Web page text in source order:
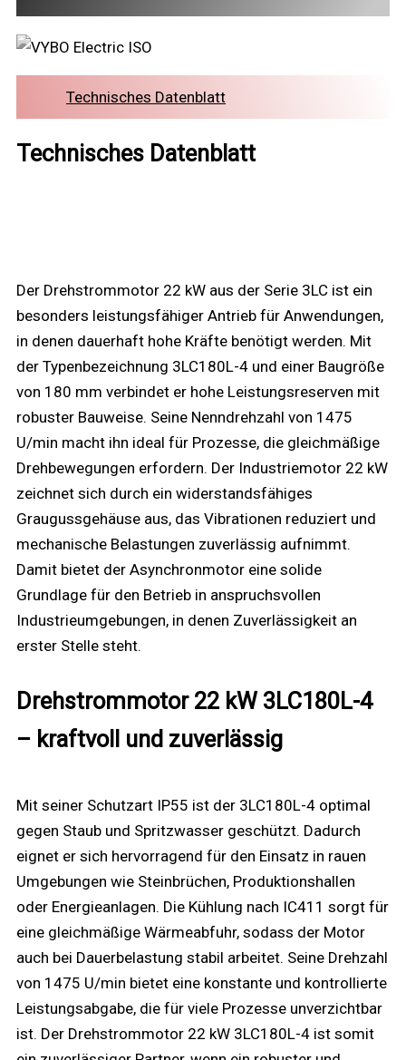
Technisches Datenblatt
Technisches Datenblatt
Der Drehstrommotor 22 kW aus der Serie 3LC ist ein
besonders leistungsfähiger Antrieb für Anwendungen,
in denen dauerhaft hohe Kräfte benötigt werden. Mit
der Typenbezeichnung 3LC180L-4 und einer Baugröße
von 180 mm verbindet er hohe Leistungsreserven mit
robuster Bauweise. Seine Nenndrehzahl von 1475
U/min macht ihn ideal für Prozesse, die gleichmäßige
Drehbewegungen erfordern. Der Industriemotor 22 kW
zeichnet sich durch ein widerstandsfähiges
Graugussgehäuse aus, das Vibrationen reduziert und
mechanische Belastungen zuverlässig aufnimmt.
Damit bietet der Asynchronmotor eine solide
Grundlage für den Betrieb in anspruchsvollen
Industrieumgebungen, in denen Zuverlässigkeit an
erster Stelle steht.
Drehstrommotor 22 kW 3LC180L-4
– kraftvoll und zuverlässig
Mit seiner Schutzart IP55 ist der 3LC180L-4 optimal
gegen Staub und Spritzwasser geschützt. Dadurch
eignet er sich hervorragend für den Einsatz in rauen
Umgebungen wie Steinbrüchen, Produktionshallen
oder Energieanlagen. Die Kühlung nach IC411 sorgt für
eine gleichmäßige Wärmeabfuhr, sodass der Motor
auch bei Dauerbelastung stabil arbeitet. Seine Drehzahl
von 1475 U/min bietet eine konstante und kontrollierte
Leistungsabgabe, die für viele Prozesse unverzichtbar
ist. Der Drehstrommotor 22 kW 3LC180L-4 ist somit